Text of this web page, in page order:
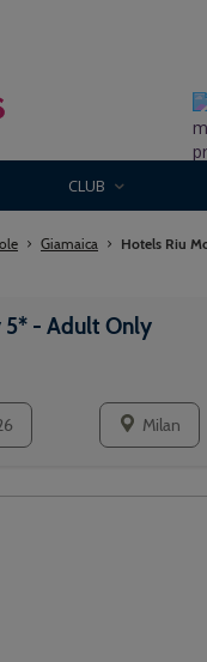
CLUB
Giamaica Hotels Riu
5* - Adult Only
Milan